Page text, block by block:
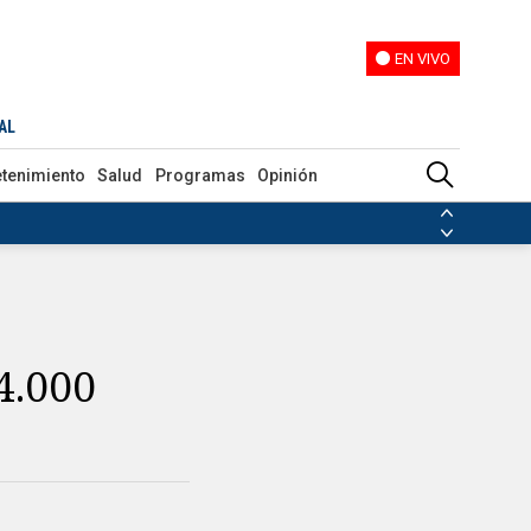
EN VIVO
Salud Programas Opinión
de las FARC